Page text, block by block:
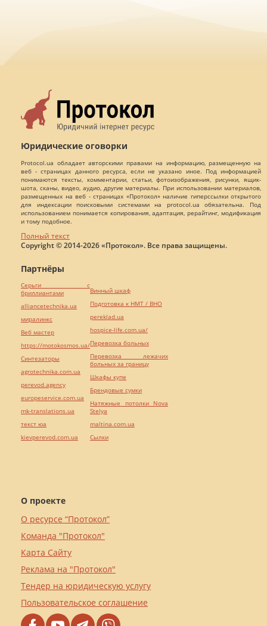
Юридические оговорки
Protocol.ua обладает авторскими правами на информацию, размещенную на
веб - страницах данного ресурса, если не указано иное. Под информацией
понимаются тексты, комментарии, статьи, фотоизображения, рисунки, ящик-
шота, сканы, видео, аудио, другие материалы. При использовании материалов,
размещенных на веб - страницах «Протокол» наличие гиперссылки открытого
для индексации поисковыми системами на protocol.ua обязательна. Под
использованием понимается копирования, адаптация, рерайтинг, модификация
и тому подобное.
Полный текст
Copyright © 2014-2026 «Протокол». Все права защищены.
О проекте
О ресурсе “Протокол”
Команда "Протокол"
Карта Сайту
Реклама на "Протокол"
Тендер на юридическую услугу
Пользовательское соглашение
Партнёры
Серьги с
бриллиантами
alliancetechnika.ua
миралинкс
Веб мастер
https://motokosmos.ua/
Синтезаторы
agrotechnika.com.ua
perevod.agency
europeservice.com.ua
mk-translations.ua
текст юа
kievperevod.com.ua
Винный шкаф
Подготовка к НМТ / ВНО
pereklad.ua
hospice-life.com.ua/
Перевозка больных
Перевозка лежачих
больных за границу
Шкафы купе
Брендовые сумки
Натяжные потолки Nova
Stelya
maltina.com.ua
Cылки